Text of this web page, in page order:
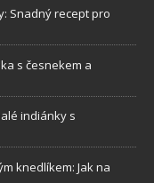
Snadný recept pro
s česnekem a
indiánky s
knedlíkem: Jak na